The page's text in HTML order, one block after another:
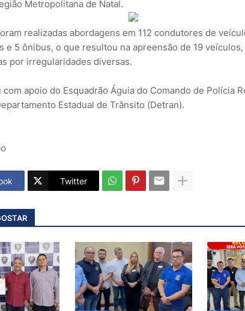
Metropolitana de Natal.
realizadas abordagens em 112 condutores de
e 5 ônibus, o que resultou na apreensão de 19
por irregularidades diversas.
com apoio do Esquadrão Águia do Comando de Polícia
Estadual de Trânsito (Detran).
Twitter